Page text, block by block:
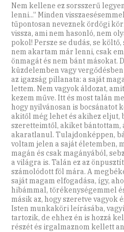
Nem kellene ez sorsszerű
lenni...” Minden
tűpontosan neveznek ördögi
vissza, ami nem hasonló, nem
pokol! Persze se dudás, se
nem akartam már lenni, csak
önmagát és nem bánt másokat.
küzdelemben vagy
az igazság pillanata: a saját
lettem. Nem vagyok áldozat,
kezem műve. Itt és most talán
hogy nyilvánosan is bocsánatot
akitől még lehet és akihez eljut,
szeretteimtől, akiket bántottam,
akaratlanul. Tulajdonképpen,
voltam jelen a saját életemben,
magán és csak magányából,
a világra is. Talán ez az
számolódott föl mára. A
saját magam elfogadása, így,
hibámmal, törékenységemmel
másik az, hogy szeretve vagyok
Isten munkaköri leírásába,
tartozik, de ehhez én is hozzá
részét és irgalmaznom kellett